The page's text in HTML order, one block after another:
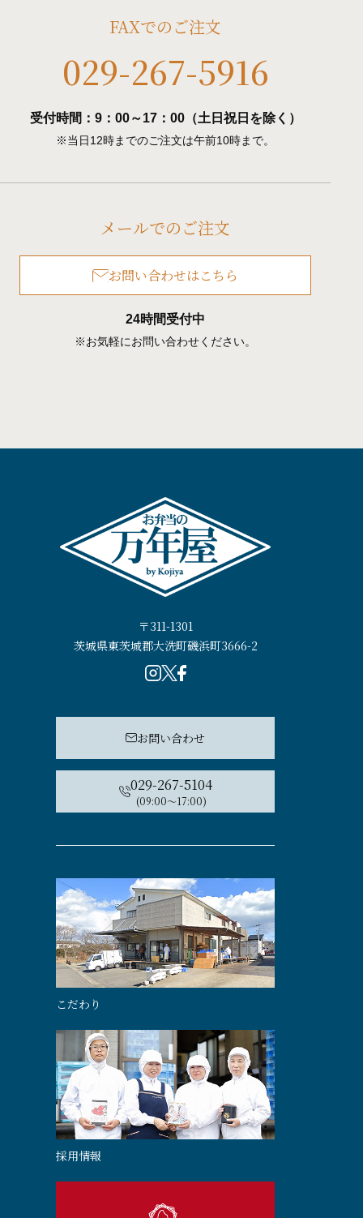
FAXでのご注文
029-267-5916
受付時間：9：00～17：00（土日祝日を除く）
※当日12時までのご注文は午前10時まで。
メールでのご注文
お問い合わせはこちら
24時間受付中
※お気軽にお問い合わせください。
〒311-1301
茨城県東茨城郡大洗町磯浜町3666-2
お問い合わせ
029-267-5104
(09:00〜17:00)
こだわり
採用情報